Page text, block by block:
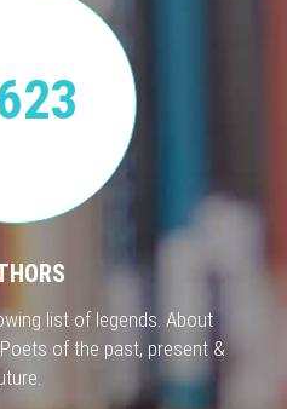
list of legends. About
of the past, present &